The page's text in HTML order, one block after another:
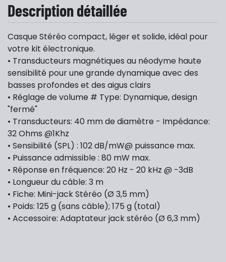
Description détaillée
Casque Stéréo compact, léger et solide, idéal pour
votre kit électronique.
• Transducteurs magnétiques au néodyme haute
sensibilité pour une grande dynamique avec des
basses profondes et des aigus clairs
• Réglage de volume # Type: Dynamique, design
"fermé"
• Transducteurs: 40 mm de diamètre - Impédance:
32 Ohms @1Khz
• Sensibilité (SPL) : 102 dB/mW@ puissance max.
• Puissance admissible : 80 mW max.
• Réponse en fréquence: 20 Hz - 20 kHz @ -3dB
• Longueur du câble: 3 m
• Fiche: Mini-jack Stéréo (Ø 3,5 mm)
• Poids: 125 g (sans câble); 175 g (total)
• Accessoire: Adaptateur jack stéréo (Ø 6,3 mm)